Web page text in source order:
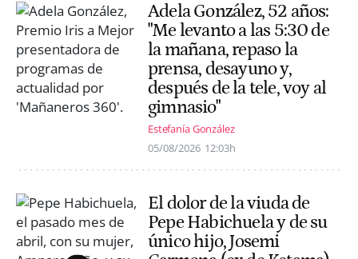
Adela González, 52 años:
"Me levanto a las 5:30 de
la mañana, repaso la
prensa, desayuno y,
después de la tele, voy al
gimnasio"
Estefanía González
05/08/2026 12:03h
El dolor de la viuda de
Pepe Habichuela y de su
único hijo, Josemi